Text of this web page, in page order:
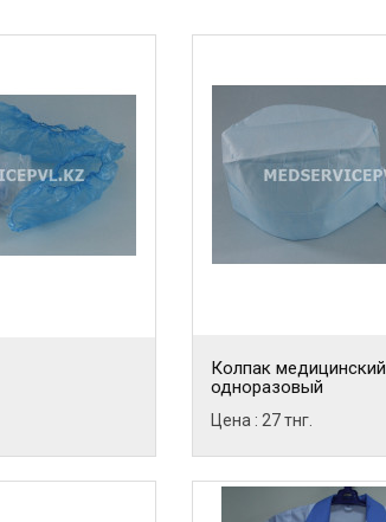
Колпак медицинский
одноразовый
Цена : 27 тнг.